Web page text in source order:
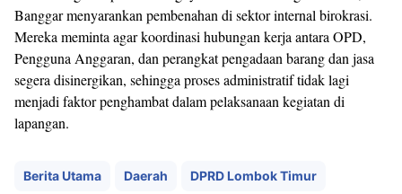
Banggar menyarankan pembenahan di sektor internal birokrasi.
Mereka meminta agar koordinasi hubungan kerja antara OPD,
Pengguna Anggaran, dan perangkat pengadaan barang dan jasa
segera disinergikan, sehingga proses administratif tidak lagi
menjadi faktor penghambat dalam pelaksanaan kegiatan di
lapangan.
Berita Utama Daerah DPRD Lombok Timur